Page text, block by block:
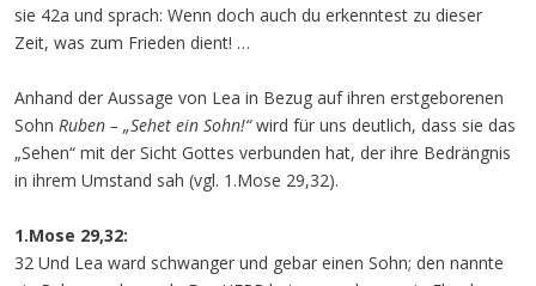
sie 42a und sprach: Wenn doch auch du erkenntest zu dieser
Zeit, was zum Frieden dient! …
Anhand der Aussage von Lea in Bezug auf ihren erstgeborenen
Sohn Ruben – „Sehet ein Sohn!“wird für uns deutlich, dass sie das
„Sehen“ mit der Sicht Gottes verbunden hat, der ihre Bedrängnis
in ihrem Umstand sah (vgl. 1.Mose 29,32).
1.Mose 29,32:
32 Und Lea ward schwanger und gebar einen Sohn; den nannte